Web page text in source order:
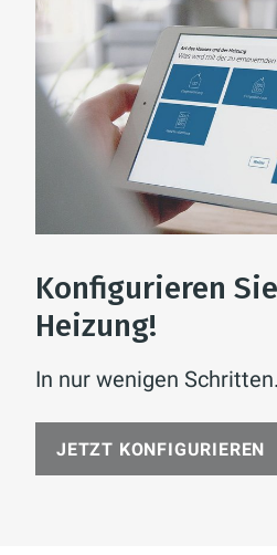
Konfigurieren
Heizung!
In nur wenigen Schritten.
JETZT KONFIGURIEREN